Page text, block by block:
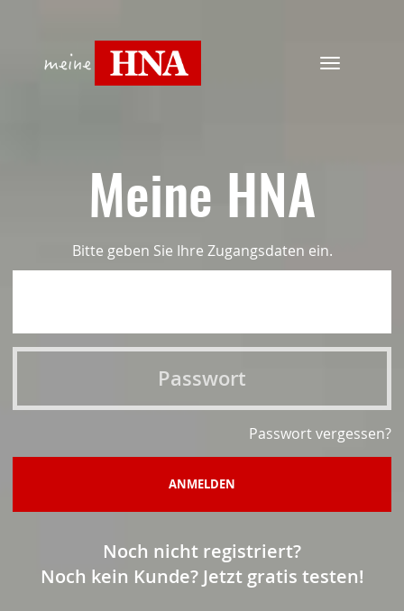
Navigation
Meine HNA
Bitte geben Sie Ihre Zugangsdaten ein.
Passwort vergessen?
ANMELDEN
Noch nicht registriert?
Noch kein Kunde? Jetzt gratis testen!